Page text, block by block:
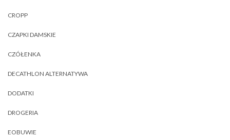
CROPP
CZAPKI DAMSKIE
CZÓŁENKA
DECATHLON ALTERNATYWA
DODATKI
DROGERIA
EOBUWIE